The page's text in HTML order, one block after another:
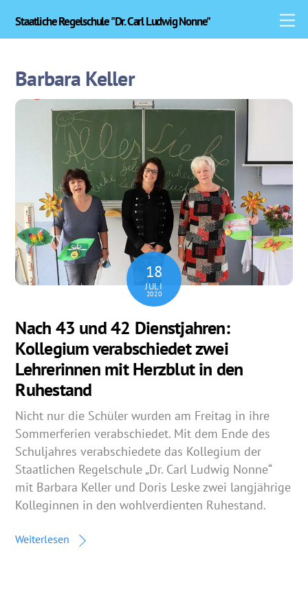
Staatliche Regelschule "Dr. Carl Ludwig Nonne"
Barbara Keller
18
JULI
2020
Nach 43 und 42 Dienstjahren:
Kollegium verabschiedet zwei
Lehrerinnen mit Herzblut in den
Ruhestand
Nicht nur die Schüler wurden am Freitag in ihre
Sommerferien verabschiedet. Mit dem Ende des
Schuljahres verabschiedete das Kollegium der
Staatlichen Regelschule „Dr. Carl Ludwig Nonne“
mit Barbara Keller und Doris Leske zwei langjährige
Kolleginnen in den wohlverdienten Ruhestand.
Weiterlesen